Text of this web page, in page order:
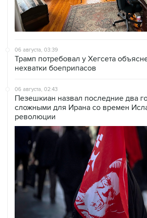
06 августа, 03:39
Трамп потребовал у Хегсета
нехватки боеприпасов
06 августа, 02:43
Пезешкиан назвал последние два
сложными для Ирана со времен
революции